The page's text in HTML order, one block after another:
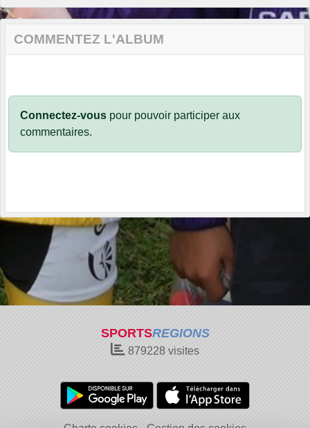
COMMENTEZ L'ALBUM
Connectez-vous pour pouvoir participer aux
commentaires.
SPORTSREGIONS
879228 visites